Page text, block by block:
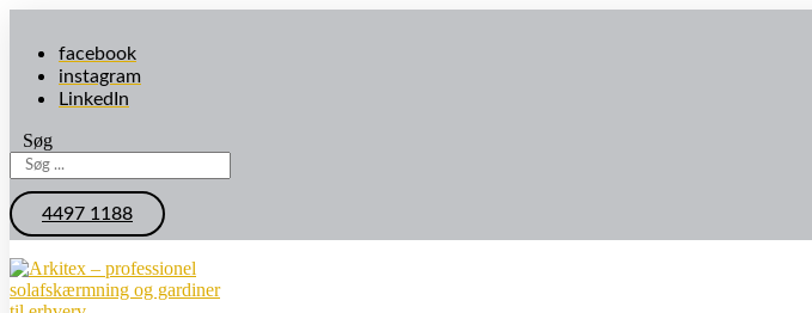
facebook
instagram
LinkedIn
Søg
4497 1188